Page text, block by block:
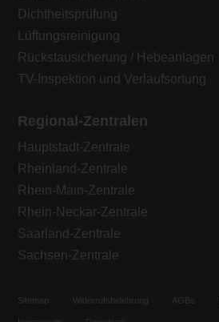
Dichtheitsprüfung
Lüftungsreinigung
Rückstausicherung / Hebeanlagen
TV-Inspektion und Verlaufsortung
Regional-Zentralen
Hauptstadt-Zentrale
Rheinland-Zentrale
Rhein-Main-Zentrale
Rhein-Neckar-Zentrale
Saarland-Zentrale
Sachsen-Zentrale
Sitemap Widerrufsbelehrung AGBs